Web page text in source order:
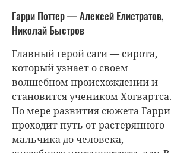
Гарри Поттер — Алексей Елистратов,
Николай Быстров
Главный герой саги — сирота,
который узнает о своем
волшебном происхождении и
становится учеником Хогвартса.
По мере развития сюжета Гарри
проходит путь от растерянного
мальчика до человека,